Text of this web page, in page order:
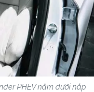
PHEV nằm dưới nắp